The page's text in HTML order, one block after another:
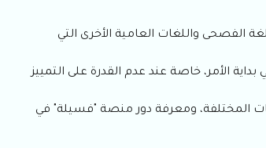
الفصحى واللغات العامية الأخرى التي
الأمر، خاصة عند عدم القدرة على التمييز
المختلفة، ومعرفة دور منصة "فسيلة" في